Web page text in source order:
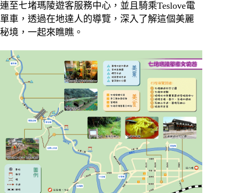
連至七堵瑪陵遊客服務中心，並且騎乘Teslove電
單車，透過在地達人的導覽，深入了解這個美麗
秘境，一起來瞧瞧。